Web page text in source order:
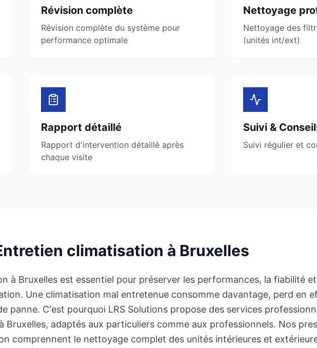
Révision complète
Révision complète du système pour
performance optimale
Nettoyage
Nettoyage des
(unités int/ext)
Rapport détaillé
Rapport d'intervention détaillé après
chaque visite
Suivi &
Suivi régulier et
climatisation à Bruxelles
à Bruxelles est essentiel pour préserver les performances, la fiabilité
Une climatisation mal entretenue consomme davantage, perd en
panne. C'est pourquoi LRS Solutions propose des services
Bruxelles, adaptés aux particuliers comme aux professionnels. Nos
comprennent le nettoyage complet des unités intérieures et